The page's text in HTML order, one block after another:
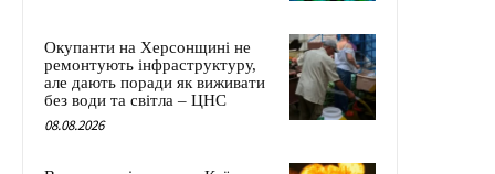
Окупанти на Херсонщині не
ремонтують інфраструктуру,
але дають поради як виживати
без води та світла – ЦНС
08.08.2026